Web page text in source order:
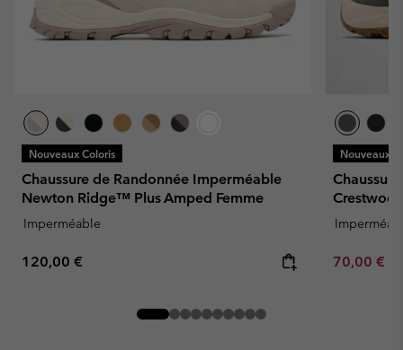
Nouveaux Coloris
Chaussure de Randonnée Imperméable
Newton Ridge™ Plus Amped Femme
Imperméable
Regular price:
120,00 €
Nouveaux
Minimum
70,00 €